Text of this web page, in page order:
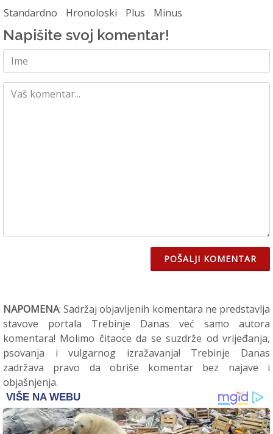
Standardno Hronoloski Plus Minus
Napišite svoj komentar!
POŠALJI KOMENTAR
NAPOMENA: Sadržaj objavljenih komentara ne predstavlja
stavove portala Trebinje Danas već samo autora
komentara! Molimo čitaoce da se suzdrže od vrijeđanja,
psovanja i vulgarnog izražavanja! Trebinje Danas
zadržava pravo da obriše komentar bez najave i
objašnjenja.